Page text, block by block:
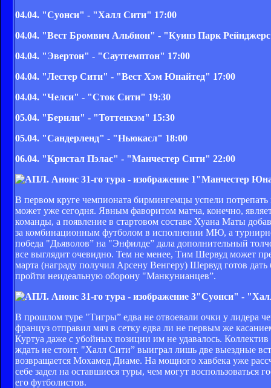
04.04. "Суонси" - "Халл Сити" 17:00
04.04. "Вест Бромвич Альбион" - "Куинз Парк
04.04. "Эвертон" - "Саутгемптон" 17:00
04.04. "Лестер Сити" - "Вест Хэм Юнайтед" 17:00
04.04. "Челси" - "Сток Сити" 19:30
05.04. "Бернли" - "Тоттенхэм" 15:30
05.04. "Сандерленд" - "Ньюкасл" 18:00
06.04. "Кристал Пэлас" - "Манчестер Сити" 22:00
"Манчестер
В первом круге чемпионата бирмингемцы успели
может уже сегодня. Явным фаворитом матча, конечно,
команды, а появление в стартовом составе Хуана Маты
за комбинационным футболом в исполнении МЮ, а
победа "Дьяволов” на "Энфилде” дала дополнительный
все выглядит очевидно. Тем не менее, Тим Шервуд может
марта (награду получил Арсену Венгеру) Шервуд готов
пройти неидеальную оборону "Манкунианцев”.
"Суонси" -
В прошлом туре "Тигры” едва не отвоевали очки у лидера
француз отправил мяч в сетку едва ли не первым же
Куртуа даже с убойных позиции им не удавалось.
ждать не стоит. "Халл Сити” выиграл лишь две выездные
возвращается Мохамед Диаме. На мощного хавбека уже
себе задел на оставшиеся туры, чем могут
его футболистов.